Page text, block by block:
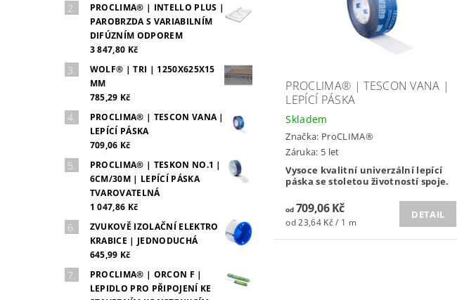
PROCLIMA® | INTELLO PLUS |
PAROBRZDA S VARIABILNÍM
DIFÚZNÍM ODPOREM
3 847,80 Kč
WOLF® | TRI | 1250X625X15
MM
785,29 Kč
PROCLIMA® | TESCON VANA |
LEPÍCÍ PÁSKA
709,06 Kč
PROCLIMA® | TESKON NO.1 |
6CM/30M | LEPÍCÍ PÁSKA
TVAROVATELNÁ
1 047,86 Kč
ZVUKOVĚ IZOLAČNÍ ELEKTRO
KRABICE | JEDNODUCHÁ
645,99 Kč
PROCLIMA® | ORCON F |
LEPIDLO PRO PŘIPOJENÍ KE
PROCLIMA® | TESCON VANA |
LEPÍCÍ PÁSKA
Skladem
Značka: ProCLIMA®
Záruka: 5 let
Vysoce kvalitní univerzální lepící
páska se stoletou životností spoje.
od709,06 Kč
od 23,64 Kč / 1 m
DETAIL